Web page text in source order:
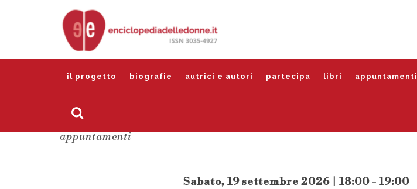
il progetto biografie autrici e autori partecipa libri appuntamenti
appuntamenti
Sabato, 19 settembre 2026 | 18:00 - 19:00